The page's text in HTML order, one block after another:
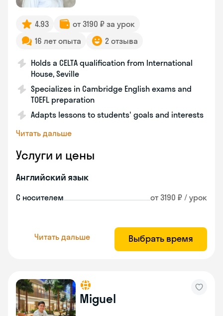
4.93
от 3190 ₽ за урок
16 лет опыта
2 отзыва
Holds a CELTA qualification from International
House, Seville
Specializes in Cambridge English exams and
TOEFL preparation
Adapts lessons to students' goals and interests
Читать дальше
Услуги и цены
Английский язык
С носителем от 3190 ₽ / урок
Читать дальше Выбрать время
Miguel